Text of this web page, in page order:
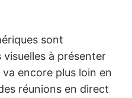
sont
à présenter
encore plus loin en
réunions en direct